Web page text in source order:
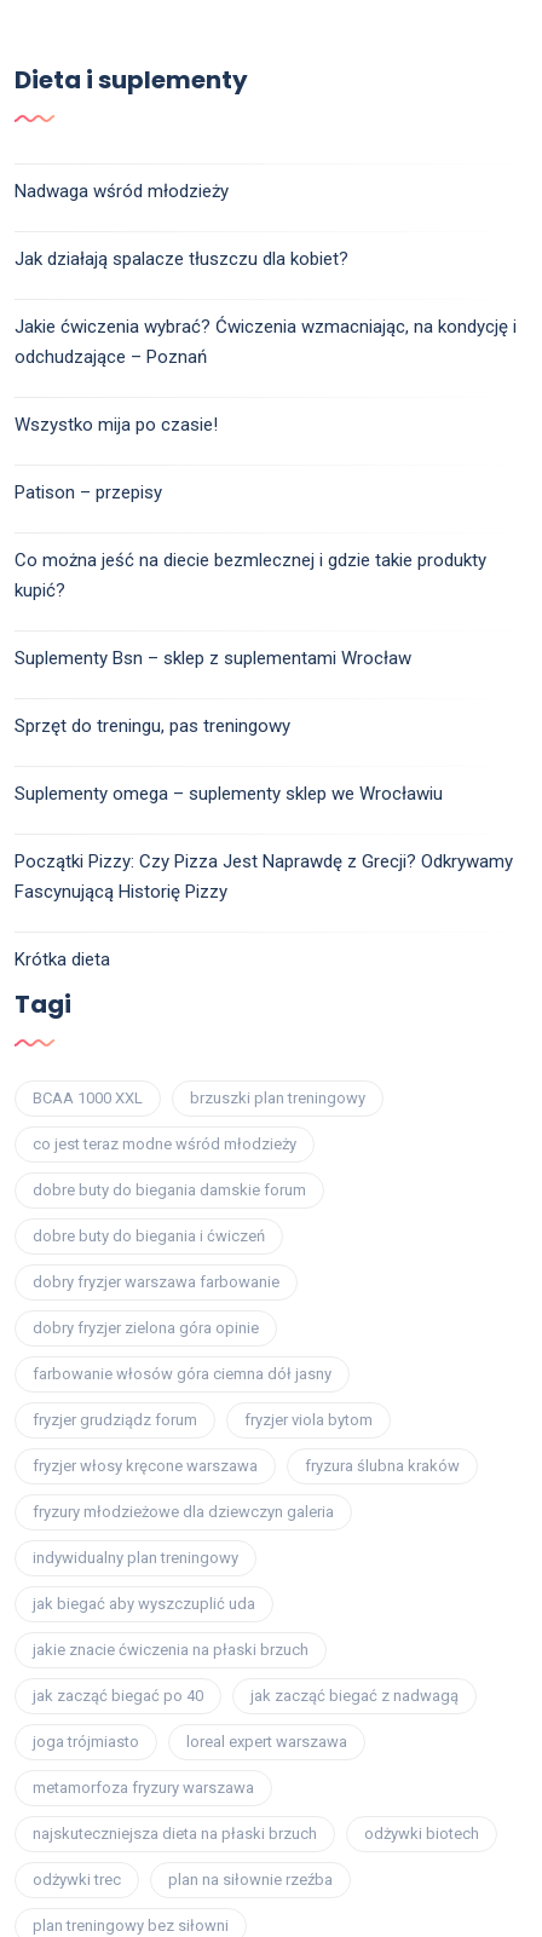
Dieta i suplementy
Nadwaga wśród młodzieży
Jak działają spalacze tłuszczu dla kobiet?
Jakie ćwiczenia wybrać? Ćwiczenia wzmacniając, na kondycję i
odchudzające – Poznań
Wszystko mija po czasie!
Patison – przepisy
Co można jeść na diecie bezmlecznej i gdzie takie produkty
kupić?
Suplementy Bsn – sklep z suplementami Wrocław
Sprzęt do treningu, pas treningowy
Suplementy omega – suplementy sklep we Wrocławiu
Początki Pizzy: Czy Pizza Jest Naprawdę z Grecji? Odkrywamy
Fascynującą Historię Pizzy
Krótka dieta
Tagi
BCAA 1000 XXL brzuszki plan treningowy
co jest teraz modne wśród młodzieży
dobre buty do biegania damskie forum
dobre buty do biegania i ćwiczeń
dobry fryzjer warszawa farbowanie
dobry fryzjer zielona góra opinie
farbowanie włosów góra ciemna dół jasny
fryzjer grudziądz forum fryzjer viola bytom
fryzjer włosy kręcone warszawa fryzura ślubna kraków
fryzury młodzieżowe dla dziewczyn galeria
indywidualny plan treningowy
jak biegać aby wyszczuplić uda
jakie znacie ćwiczenia na płaski brzuch
jak zacząć biegać po 40 jak zacząć biegać z nadwagą
joga trójmiasto loreal expert warszawa
metamorfoza fryzury warszawa
najskuteczniejsza dieta na płaski brzuch odżywki biotech
odżywki trec plan na siłownie rzeźba
plan treningowy bez siłowni